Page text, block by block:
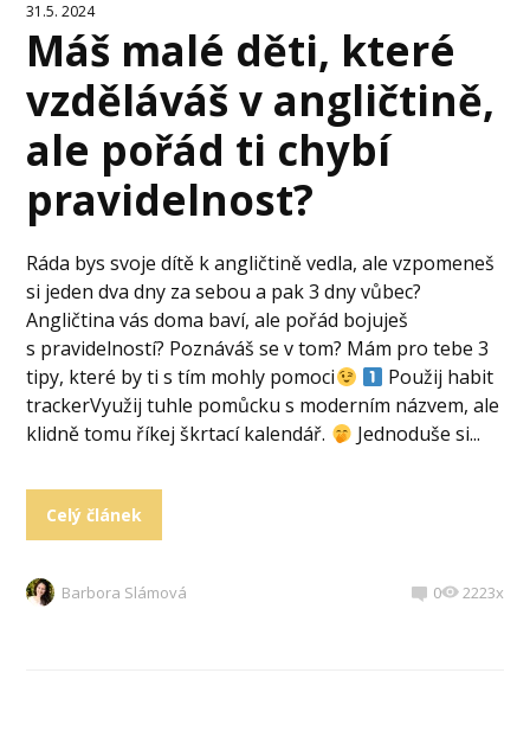
31.5. 2024
Máš malé děti, které
vzděláváš v angličtině,
ale pořád ti chybí
pravidelnost?
Ráda bys svoje dítě k angličtině vedla, ale vzpomeneš
si jeden dva dny za sebou a pak 3 dny vůbec?
Angličtina vás doma baví, ale pořád bojuješ
s pravidelností? Poznáváš se v tom? Mám pro tebe 3
tipy, které by ti s tím mohly pomoci
Použij habit
trackerVyužij tuhle pomůcku s moderním názvem, ale
klidně tomu říkej škrtací kalendář.
Jednoduše si...
Celý článek
Barbora Slámová 0 2223x